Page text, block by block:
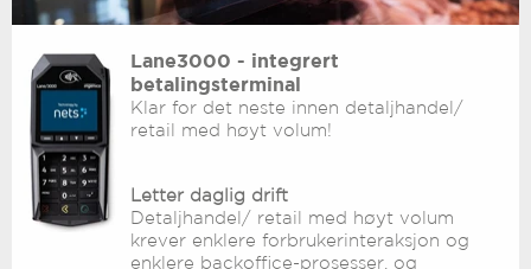
Lane3000 - integrert
betalingsterminal
Klar for det neste innen detaljhandel/
retail med høyt volum!
Letter daglig drift
Detaljhandel/ retail med høyt volum
krever enklere forbruke­rinteraksjon og
enklere backoffice-prosesser, og